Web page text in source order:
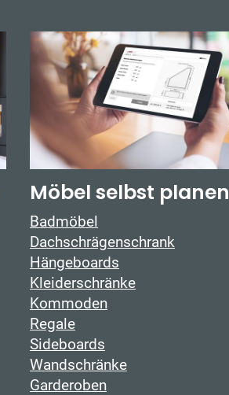
Möbel selbst planen
Badmöbel
Dachschrägenschrank
Hängeboards
Kleiderschränke
Kommoden
Regale
Sideboards
Wandschränke
Garderoben